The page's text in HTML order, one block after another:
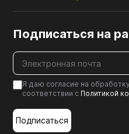
Подписаться на
Я даю согласие на
соответствии с Политикой
Подписаться